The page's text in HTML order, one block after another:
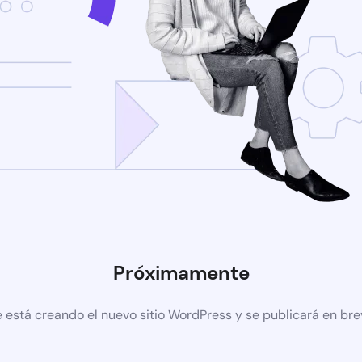
Próximamente
está creando el nuevo sitio WordPress y se publicará en